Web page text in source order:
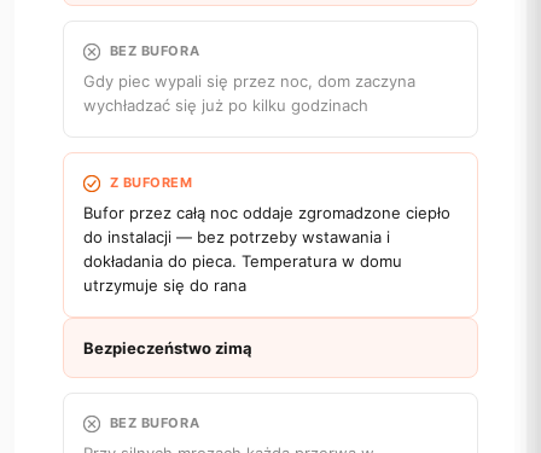
BEZ BUFORA
Gdy piec wypali się przez noc, dom zaczyna
wychładzać się już po kilku godzinach
Z BUFOREM
Bufor przez całą noc oddaje zgromadzone ciepło
do instalacji — bez potrzeby wstawania i
dokładania do pieca. Temperatura w domu
utrzymuje się do rana
Bezpieczeństwo zimą
BEZ BUFORA